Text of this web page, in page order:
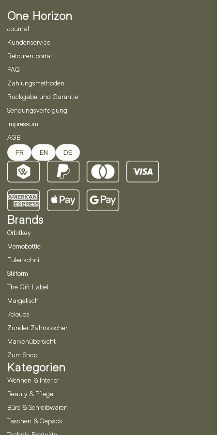
auf
der
gewählt
werden
One Horizon
Journal
Kundenservice
Retouren portal
FAQ
Zahlungsmethoden
Rückgabe und Garantie
Sendungsverfolgung
Impressum
AGB
FR EN DE
Brands
Orbitkey
Memobottle
Eulenschnitt
Stilform
The Gift Label
Margelisch
7clouds
Zunder Zahnstocher
Markenübersicht
Zum Shop
Kategorien
Wohnen & Interior
Beauty & Pflege
Büro & Schreibwaren
Taschen & Gepäck